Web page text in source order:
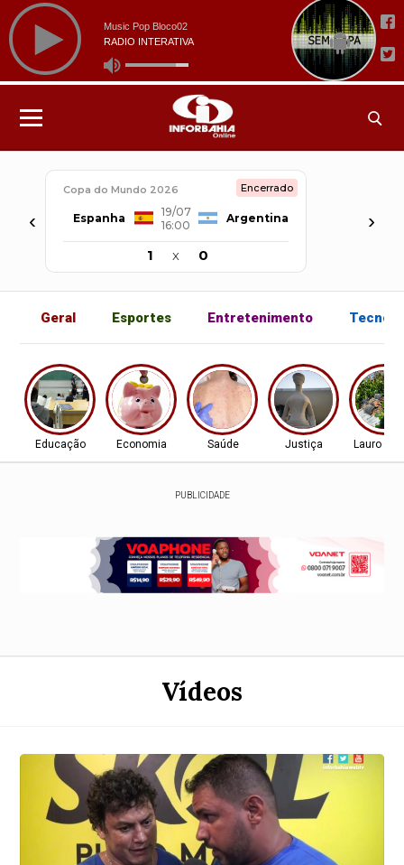
‹
Copa do Mundo 2026 Encerrado
Espanha
19/07
16:00
Argentina
1 x 0
›
Geral Esportes Entretenimento
Educação Economia Saúde Justiça Lauro de
PUBLICIDADE
Vídeos